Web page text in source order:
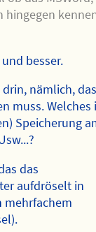
hingegen
besser.
nämlich,
muss. Welches
Speicherung
das
aufdröselt in
mehrfachem